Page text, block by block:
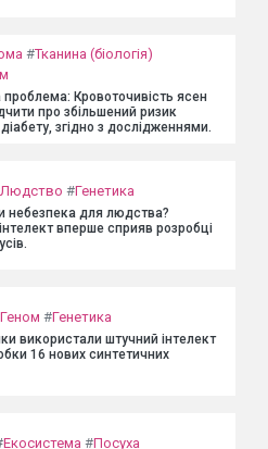
#Тканина (біологія)
проблема: Кровоточивість ясен
про збільшений ризик
згідно з дослідженнями.
Людство #Генетика
небезпека для людства?
вперше сприяв розробці
Геном #Генетика
використали штучний інтелект
16 нових синтетичних
Екосистема #Посуха